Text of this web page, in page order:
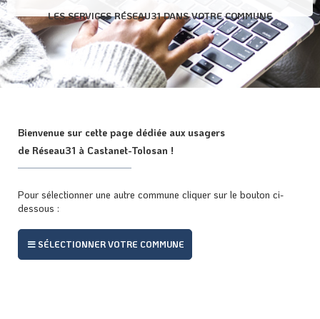
LES SERVICES RÉSEAU31 DANS VOTRE COMMUNE
Bienvenue sur cette page dédiée aux usagers
de Réseau31 à Castanet-Tolosan !
Pour sélectionner une autre commune cliquer sur le bouton ci-
dessous :
SÉLECTIONNER VOTRE COMMUNE